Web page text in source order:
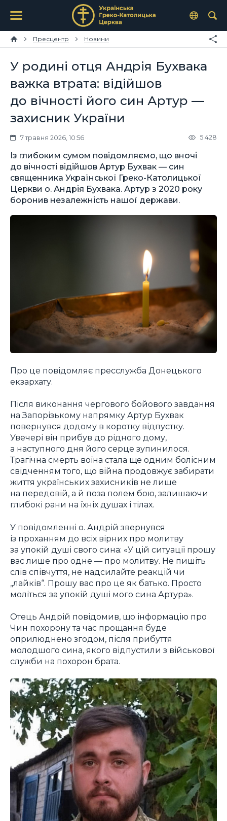
Пресцентр Новини
У родині отця Андрія Бухвака
важка втрата: відійшов
до вічності його син Артур —
захисник України
7 травня 2026, 10:56 5 428
Із глибоким сумом повідомляємо, що вночі
до вічності відійшов Артур Бухвак — син
священника Української Греко-Католицької
Церкви о. Андрія Бухвака. Артур з 2020 року
боронив незалежність нашої держави.
Про це повідомляє пресслужба Донецького
екзархату.
Після виконання чергового бойового завдання
на Запорізькому напрямку Артур Бухвак
повернувся додому в коротку відпустку.
Увечері він прибув до рідного дому,
а наступного дня його серце зупинилося.
Трагічна смерть воїна стала ще одним болісним
свідченням того, що війна продовжує забирати
життя українських захисників не лише
на передовій, а й поза полем бою, залишаючи
глибокі рани на їхніх душах і тілах.
У повідомленні о. Андрій звернувся
із проханням до всіх вірних про молитву
за упокій душі свого сина: «У цій ситуації прошу
вас лише про одне — про молитву. Не пишіть
слів співчуття, не надсилайте реакцій чи
„лайків“. Прошу вас про це як батько. Просто
моліться за упокій душі мого сина Артура».
Отець Андрій повідомив, що інформацію про
Чин похорону та час прощання буде
оприлюднено згодом, після прибуття
молодшого сина, якого відпустили з військової
служби на похорон брата.